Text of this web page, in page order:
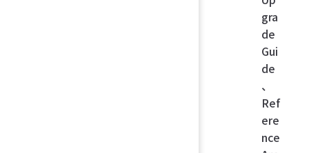
gra
de
Gui
de
、
Ref
ere
nce